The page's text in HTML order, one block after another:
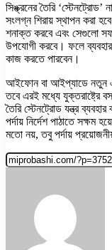
সিঙ্ক্রনের তৈরি ‘স্টেনট্রোড’
সংলগ্ন শিরায় স্থাপন করা
শনাক্ত করবে এবং সেগুলো
উপযোগী করবে। ফলে
কাজ করতে পারবেন।
আইফোন বা আইপ্যাডে নতুন এ
তবে এরই মধ্যে যুক্তরাষ্ট্রে
তৈরি স্টেনট্রোড যন্ত্র
পর্দায় নির্দেশ পাঠাতে সক্ষম
মতো নয়, তবু পর্দায়